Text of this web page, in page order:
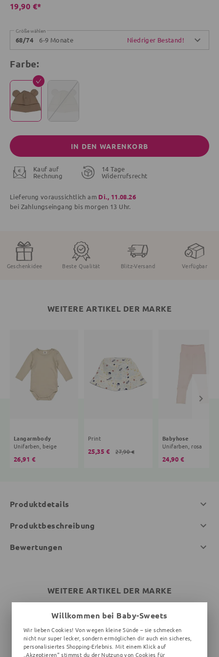
19,90 €*
Größe wählen
68/74 6-9 Monate Niedriger Bestand!
Farbe:
IN DEN WARENKORB
Kauf auf
Rechnung
14 Tage
Widerrufsrecht
Lieferung voraussichtlich am Di., 11.08.26
bei Zahlungseingang bis morgen 13 Uhr.
Geschenkidee Beste Qualität Blitz-Versand Verfügbar
WEITERE ARTIKEL DER MARKE
Langarmbody
Unifarben, beige
26,91 €
Print
25,35 € 27,90 €
Babyhose
Unifarben, rosa
24,90 €
Produktdetails
Produktbeschreibung
Bewertungen
WEITERE ARTIKEL DER MARKE
Willkommen bei Baby-Sweets
Wir lieben Cookies! Von wegen kleine Sünde – sie schmecken
nicht nur super lecker, sondern ermöglichen dir auch ein sicheres,
personalisiertes Shopping-Erlebnis. Mit einem Klick auf
„Akzeptieren“ stimmst du der Nutzung von Cookies für